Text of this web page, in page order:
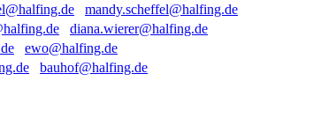
mandy.scheffel@halfing.de
diana.wierer@halfing.de
ewo@halfing.de
bauhof@halfing.de